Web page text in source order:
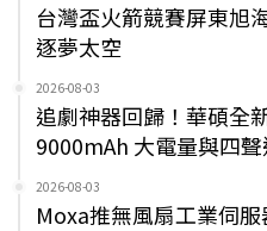
台灣盃火箭競賽屏東旭
逐夢太空
2026-08-03
追劇神器回歸！華碩全
9000mAh 大電量與四
2026-08-03
Moxa推無風扇工業伺